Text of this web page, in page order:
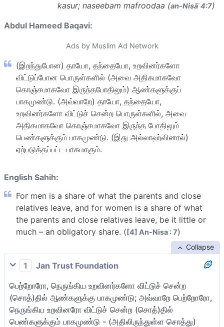
kasur; naseebam mafroodaa (an-Nisāʾ 4:7)
Abdul Hameed Baqavi:
Ads by Muslim Ad Network
(இறந்துபோன) தாயோ, தந்தையோ, உறவினர்களோ
விட்டுப்போன பொருள்களில் (அவை அதிகமாகவோ
கொஞ்சமாகவோ இருந்தபோதிலும்) ஆண்களுக்குப்
பாகமுண்டு. (அவ்வாறே) தாயோ, தந்தையோ,
உறவினர்களோ விட்டுச் சென்ற பொருள்களில், அவை
அதிகமாகவோ கொஞ்சமாகவோ இருந்த போதிலும்
பெண்களுக்கும் பாகமுண்டு. (இது அல்லாஹ்வினால்)
ஏற்படுத்தப்பட்ட பாகமாகும்.
English Sahih:
For men is a share of what the parents and close
relatives leave, and for women is a share of what
the parents and close relatives leave, be it little or
much – an obligatory share. ([4] An-Nisa : 7)
Collapse
1
Jan Trust Foundation
பெற்றோரோ, நெருங்கிய உறவினர்களோ விட்டுச் சென்ற
(சொத்)தில் ஆண்களுக்கு பாகமுண்டு; அவ்வாறே பெற்றோரோ,
நெருங்கிய உறவினரோ விட்டுச் சென்ற (சொத்)தில்
பெண்களுக்கும் பாகமுண்டு - (அதிலிருந்துள்ள சொத்து)